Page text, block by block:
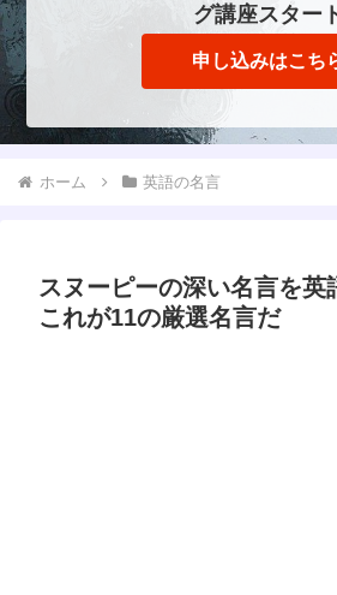
グ講座スター
申し込みはこち
ホーム 英語の名言
スヌーピーの深い名言を英
これが11の厳選名言だ